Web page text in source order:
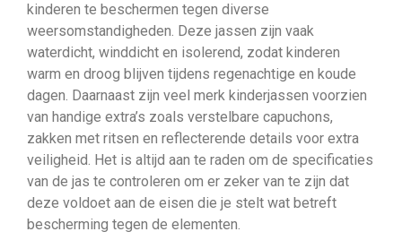
kinderen te beschermen tegen diverse
weersomstandigheden. Deze jassen zijn vaak
waterdicht, winddicht en isolerend, zodat kinderen
warm en droog blijven tijdens regenachtige en koude
dagen. Daarnaast zijn veel merk kinderjassen voorzien
van handige extra’s zoals verstelbare capuchons,
zakken met ritsen en reflecterende details voor extra
veiligheid. Het is altijd aan te raden om de specificaties
van de jas te controleren om er zeker van te zijn dat
deze voldoet aan de eisen die je stelt wat betreft
bescherming tegen de elementen.